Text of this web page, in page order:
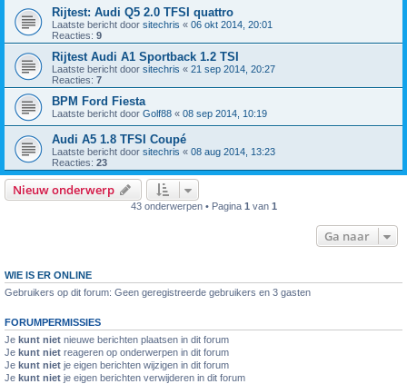
Rijtest: Audi Q5 2.0 TFSI quattro
Laatste bericht door sitechris « 06 okt 2014, 20:01
Reacties: 9
Rijtest Audi A1 Sportback 1.2 TSI
Laatste bericht door sitechris « 21 sep 2014, 20:27
Reacties: 7
BPM Ford Fiesta
Laatste bericht door Golf88 « 08 sep 2014, 10:19
Audi A5 1.8 TFSI Coupé
Laatste bericht door sitechris « 08 aug 2014, 13:23
Reacties: 23
Nieuw onderwerp
43 onderwerpen • Pagina 1 van 1
Ga naar
WIE IS ER ONLINE
Gebruikers op dit forum: Geen geregistreerde gebruikers en 3 gasten
FORUMPERMISSIES
Je kunt niet nieuwe berichten plaatsen in dit forum
Je kunt niet reageren op onderwerpen in dit forum
Je kunt niet je eigen berichten wijzigen in dit forum
Je kunt niet je eigen berichten verwijderen in dit forum